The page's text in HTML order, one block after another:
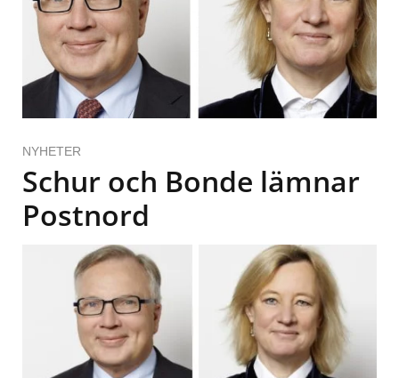
NYHETER
Schur och Bonde lämnar
Postnord